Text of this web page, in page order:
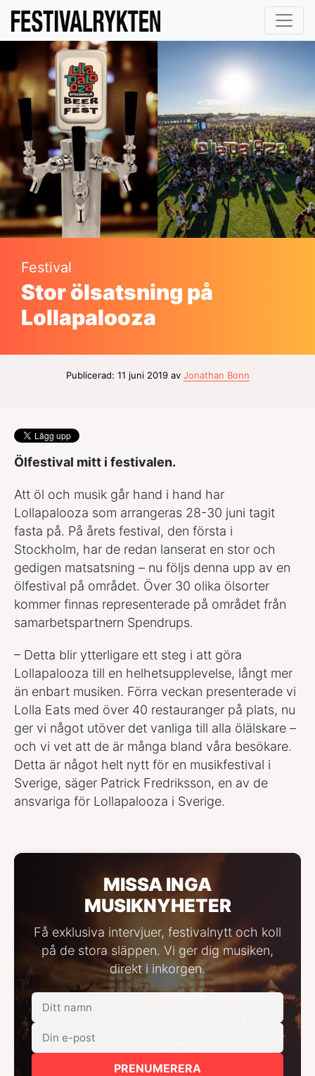
Festival
Stor ölsatsning på
Lollapalooza
Publicerad: 11 juni 2019 av Jonathan Bonn
Ölfestival mitt i festivalen.
Att öl och musik går hand i hand har
Lollapalooza som arrangeras 28-30 juni tagit
fasta på. På årets festival, den första i
Stockholm, har de redan lanserat en stor och
gedigen matsatsning – nu följs denna upp av en
ölfestival på området. Över 30 olika ölsorter
kommer finnas representerade på området från
samarbetspartnern Spendrups.
– Detta blir ytterligare ett steg i att göra
Lollapalooza till en helhetsupplevelse, långt mer
än enbart musiken. Förra veckan presenterade vi
Lolla Eats med över 40 restauranger på plats, nu
ger vi något utöver det vanliga till alla ölälskare –
och vi vet att de är många bland våra besökare.
Detta är något helt nytt för en musikfestival i
Sverige, säger Patrick Fredriksson, en av de
ansvariga för Lollapalooza i Sverige.
MISSA INGA
MUSIKNYHETER
Få exklusiva intervjuer, festivalnytt och koll
på de stora släppen. Vi ger dig musiken,
direkt i inkorgen.
PRENUMERERA